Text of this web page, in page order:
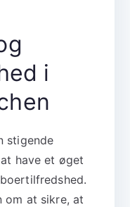
i
stigende
have et øget
om at sikre, at